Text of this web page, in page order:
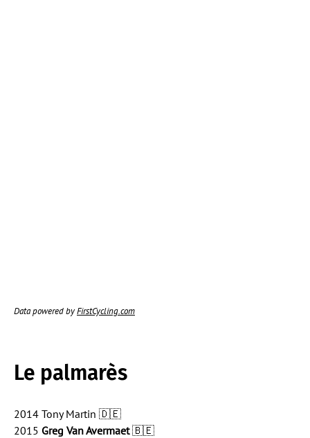
Data powered byFirstCycling.com
Le palmarès
2014 Tony Martin 🇩🇪
2015 Greg Van Avermaet🇧🇪